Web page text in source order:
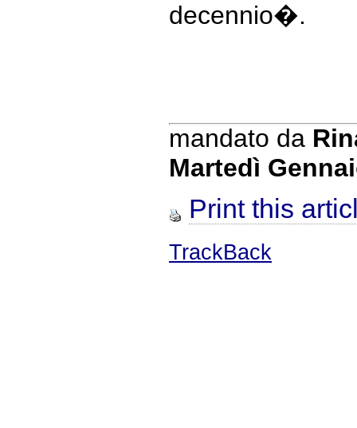
decennio�.
mandato da
Martedì
Print this
TrackBack